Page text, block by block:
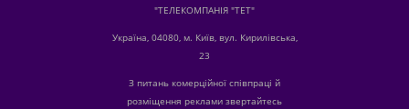
"ТЕЛЕКОМПАНІЯ "ТЕТ"
Україна, 04080, м. Київ, вул. Кирилівська,
23
З питань комерційної співпраці й
розміщення реклами звертайтесь